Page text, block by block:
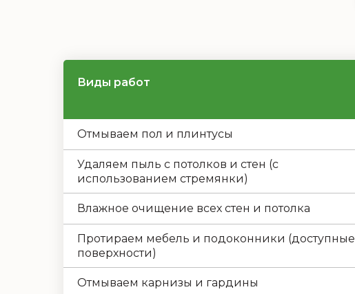
Виды работ
Отмываем пол и плинтусы
Удаляем пыль с потолков и стен (с
использованием стремянки)
Влажное очищение всех стен и потолка
Протираем мебель и подоконники (доступные
поверхности)
Отмываем карнизы и гардины